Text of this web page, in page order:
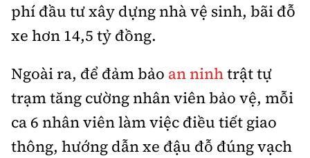
Thông tin tòa
soạn
phí đầu tư xây dựng nhà vệ sinh, bãi đỗ
xe hơn 14,5 tỷ đồng.
Ngoài ra, để đảm bảo an ninhtrật tự
trạm tăng cường nhân viên bảo vệ, mỗi
ca 6 nhân viên làm việc điều tiết giao
thông, hướng dẫn xe đậu đỗ đúng vạch